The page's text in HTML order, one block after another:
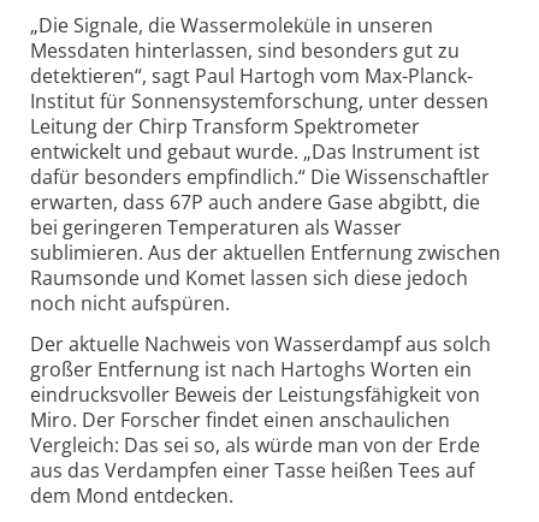
„Die Signale, die Wassermoleküle in unseren
Messdaten hinterlassen, sind besonders gut zu
detektieren“, sagt Paul Hartogh vom Max-Planck-
Institut für Sonnensystemforschung, unter dessen
Leitung der Chirp Transform Spektrometer
entwickelt und gebaut wurde. „Das Instrument ist
dafür besonders empfindlich.“ Die Wissenschaftler
erwarten, dass 67P auch andere Gase abgibtt, die
bei geringeren Temperaturen als Wasser
sublimieren. Aus der aktuellen Entfernung zwischen
Raumsonde und Komet lassen sich diese jedoch
noch nicht aufspüren.
Der aktuelle Nachweis von Wasserdampf aus solch
großer Entfernung ist nach Hartoghs Worten ein
eindrucksvoller Beweis der Leistungsfähigkeit von
Miro. Der Forscher findet einen anschaulichen
Vergleich: Das sei so, als würde man von der Erde
aus das Verdampfen einer Tasse heißen Tees auf
dem Mond entdecken.